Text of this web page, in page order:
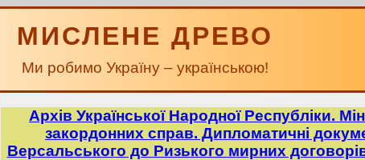
МИСЛЕНЕ ДРЕВО
Ми робимо Україну – українською!
Архів Української Народної Республіки.
закордонних справ. Дипломатичні
Версальського до Ризького мирних